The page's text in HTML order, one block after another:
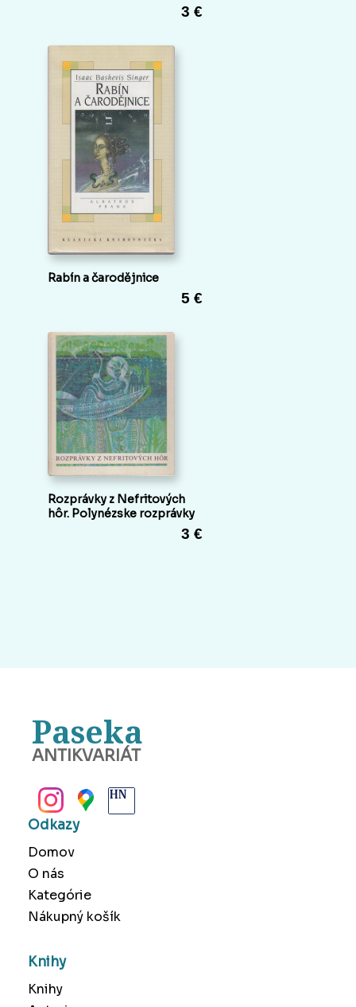
3 €
Rabín a čarodějnice
5 €
Rozprávky z Nefritových
hôr. Polynézske rozprávky
3 €
Paseka
ANTIKVARIÁT
Odkazy
Domov
O nás
Kategórie
Nákupný košík
Knihy
Knihy